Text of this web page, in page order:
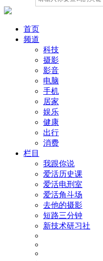
首页
频道
科技
摄影
影音
电脑
手机
居家
娱乐
健康
出行
消费
栏目
我跟你说
爱活历史课
爱活电刑室
爱活角斗场
去他的摄影
短路三分钟
新技术研习社